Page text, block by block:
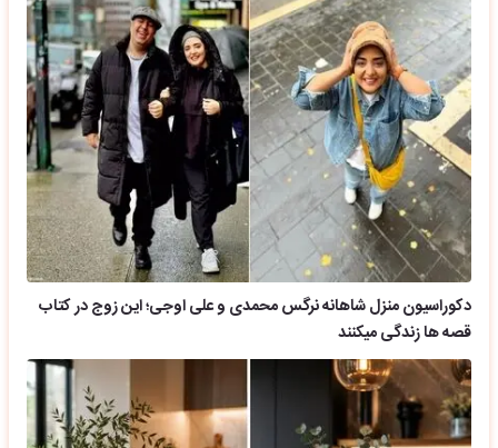
دکوراسیون منزل شاهانه نرگس محمدی و علی اوجی؛ این زوج در کتاب
قصه ها زندگی میکنند